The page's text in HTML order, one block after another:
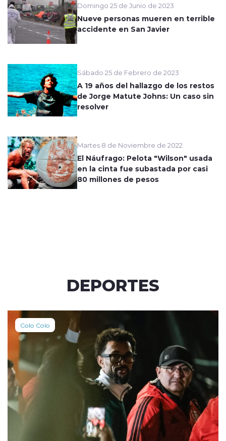
Domingo 25 de Junio de 2023
Nueve personas mueren en terrible
accidente en San Javier
Sábado 25 de Febrero de 2023
A 19 años del hallazgo de los restos
de Jorge Matute Johns: Un caso sin
resolver
Martes 8 de Noviembre de 2022
El Náufrago: Pelota "Wilson" usada
en la cinta fue subastada por casi
80 millones de pesos
DEPORTES
Colo Colo